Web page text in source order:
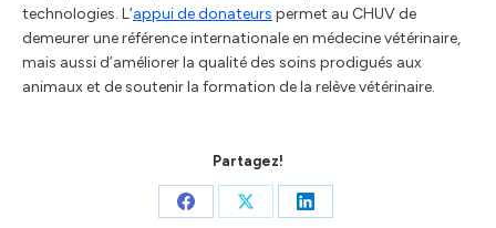
technologies. L’appui de donateurs permet au CHUV de
demeurer une référence internationale en médecine vétérinaire,
mais aussi d’améliorer la qualité des soins prodigués aux
animaux et de soutenir la formation de la relève vétérinaire.
Partagez!
Share
Share
Share